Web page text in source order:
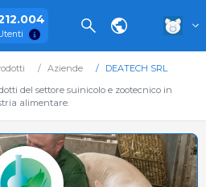
Aziende
DEATECH SRL
del settore suinicolo e zootecnico in
alimentare.